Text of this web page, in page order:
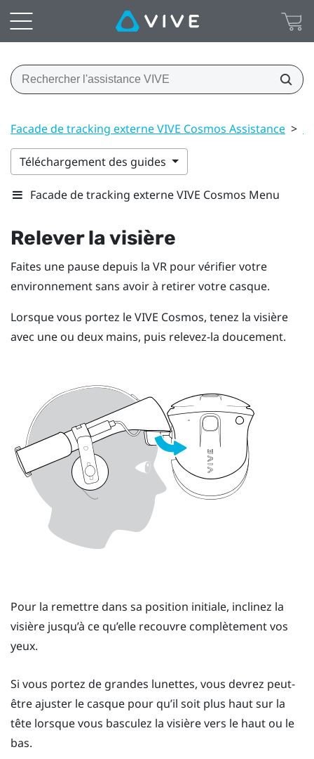
Facade de tracking externe VIVE Cosmos Assistance >
Téléchargement des guides
Facade de tracking externe VIVE Cosmos Menu
Relever la visière
Faites une pause depuis la VR pour vérifier votre
environnement sans avoir à retirer votre casque.
Lorsque vous portez leVIVE Cosmos, tenez la visière
avec une ou deux mains, puis relevez-la doucement.
Pour la remettre dans sa position initiale, inclinez la
visière jusqu’à ce qu’elle recouvre complètement vos
yeux.
Si vous portez de grandes lunettes, vous devrez peut-
être ajuster le casque pour qu’il soit plus haut sur la
tête lorsque vous basculez la visière vers le haut ou le
bas.